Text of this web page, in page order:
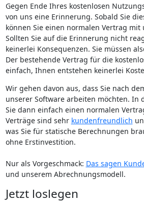
Gegen Ende Ihres kostenlosen
von uns eine Erinnerung. Sobald Sie
können Sie einen normalen Vertrag mit
Sollten Sie auf die Erinnerung nicht
keinerlei Konsequenzen. Sie müssen
Der bestehende Vertrag für die
einfach, Ihnen entstehen keinerlei
Wir gehen davon aus, dass Sie nach
unserer Software arbeiten möchten. In
Sie dann einfach einen normalen
Verträge sind sehr kundenfreundlich
was Sie für statische Berechnungen
ohne Erstinvestition.
Nur als Vorgeschmack: Das sagen
und unserem Abrechnungsmodell.
Jetzt loslegen